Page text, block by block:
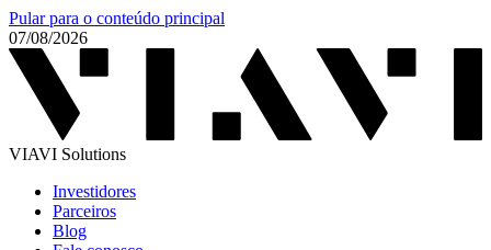
Pular para o conteúdo principal
07/08/2026
VIAVI Solutions
Investidores
Parceiros
Blog